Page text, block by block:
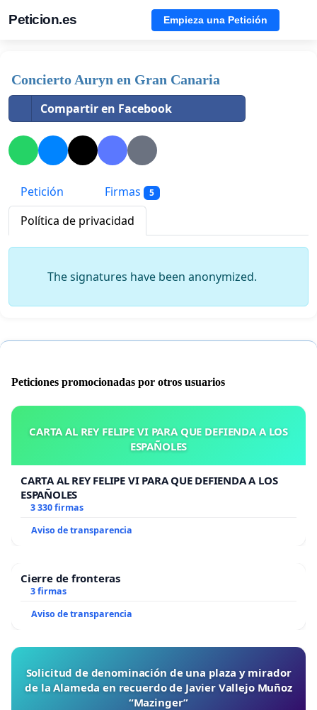
Peticion.es Empieza una Petición
Concierto Auryn en Gran Canaria
Compartir en Facebook
Petición Firmas 5
Política de privacidad
The signatures have been anonymized.
Peticiones promocionadas por otros usuarios
CARTA AL REY FELIPE VI PARA QUE DEFIENDA A LOS
ESPAÑOLES
CARTA AL REY FELIPE VI PARA QUE DEFIENDA A LOS
ESPAÑOLES
3 330 firmas
Aviso de transparencia
Cierre de fronteras
3 firmas
Aviso de transparencia
Solicitud de denominación de una plaza y mirador
de la Alameda en recuerdo de Javier Vallejo Muñoz
“Mazinger”